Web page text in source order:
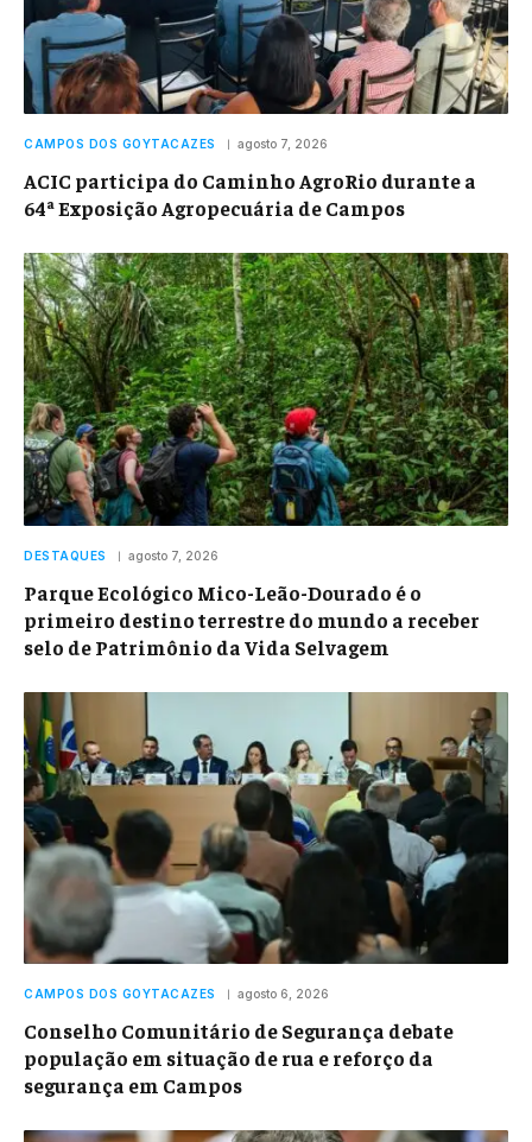
CAMPOS DOS GOYTACAZES agosto 7, 2026
ACIC participa do Caminho AgroRio durante a
64ª Exposição Agropecuária de Campos
DESTAQUES agosto 7, 2026
Parque Ecológico Mico-Leão-Dourado é o
primeiro destino terrestre do mundo a receber
selo de Patrimônio da Vida Selvagem
CAMPOS DOS GOYTACAZES agosto 6, 2026
Conselho Comunitário de Segurança debate
população em situação de rua e reforço da
segurança em Campos